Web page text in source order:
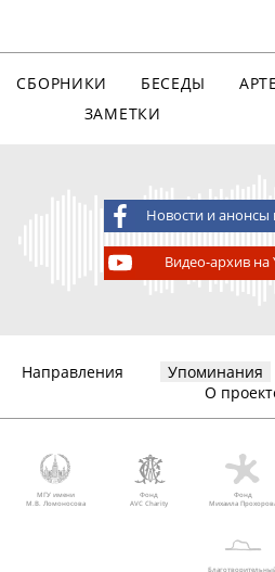
СБОРНИКИ БЕСЕДЫ
ЗАМЕТКИ
Новости и анонсы
Видео-архив на
Направления Упоминания
О
МГУ имени
М.В. Ломоносова
Фонд
AVC Charity
Фонд
Михаила